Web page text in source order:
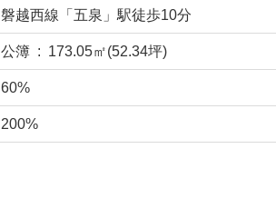
磐越西線「五泉」駅徒歩10分
公簿 : 173.05㎡(52.34坪)
60%
200%